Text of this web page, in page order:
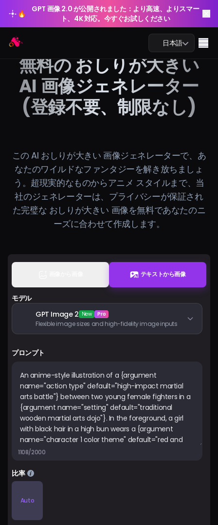
🔥
GPT 画像 2.0 が公開されました：より高速、よりスマー
ト、4K 対応。今すぐお試しください
日本語
AIチャット
AI画像
AI動画
AIツール
🔥
GPT 画像 2.0 が公開されました：より高速、よりスマー
無料の おしりが大きい
AI 画像ジェネレーター
(登録不要、制限なし)
この AI おしりが大きい 画像ジェネレーターで、あ
なたのワイルドなファンタジーを解き放ちましょ
う。超現実的なものからアニメ スタイルまで、当
社のジェネレーターは、プライバシーが保証され
た完璧な おしりが大きい 画像を無料であなたのニ
ーズに合わせて作成します。
テキストから画像
モデル
GPT Image 2 New Pro
Flexible image sizes and high-fidelity image inputs
プロンプト
1108/2000
比率
Auto